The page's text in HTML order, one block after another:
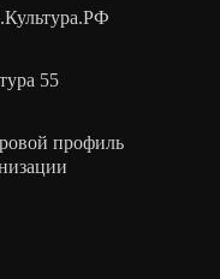
55
профиль